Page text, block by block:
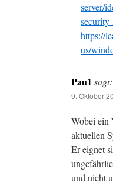
server/
https://
us/
Pau1 sagt:
9. Oktober
Wobei ein
aktuellen
Er eignet
und nicht